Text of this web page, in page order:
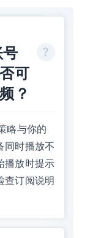
可
？
略与你的
同时播放不
播放时提示
查订阅说明